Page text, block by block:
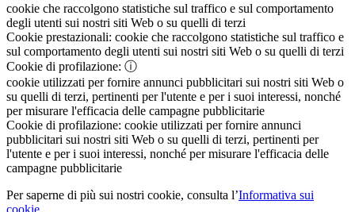
cookie che raccolgono statistiche sul traffico e sul comportamento
degli utenti sui nostri siti Web o su quelli di terzi
Cookie prestazionali: cookie che raccolgono statistiche sul traffico e
sul comportamento degli utenti sui nostri siti Web o su quelli di terzi
Cookie di profilazione: ⓘ
cookie utilizzati per fornire annunci pubblicitari sui nostri siti Web o
su quelli di terzi, pertinenti per l'utente e per i suoi interessi, nonché
per misurare l'efficacia delle campagne pubblicitarie
Cookie di profilazione: cookie utilizzati per fornire annunci
pubblicitari sui nostri siti Web o su quelli di terzi, pertinenti per
l'utente e per i suoi interessi, nonché per misurare l'efficacia delle
campagne pubblicitarie
Per saperne di più sui nostri cookie, consulta l’Informativa sui
cookie.